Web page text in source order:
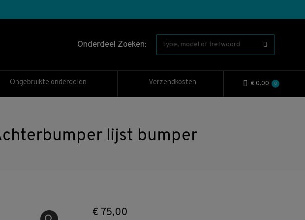
Onderdeel Zoeken:
Ongebruikte onderdelen Verzendkosten € 0,00 0
lijst bumper
€ 75,00